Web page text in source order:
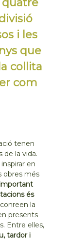
i les
que
collita
com
tenen
de la vida.
en
obres més
és
la
presents
Entre elles,
tardor i